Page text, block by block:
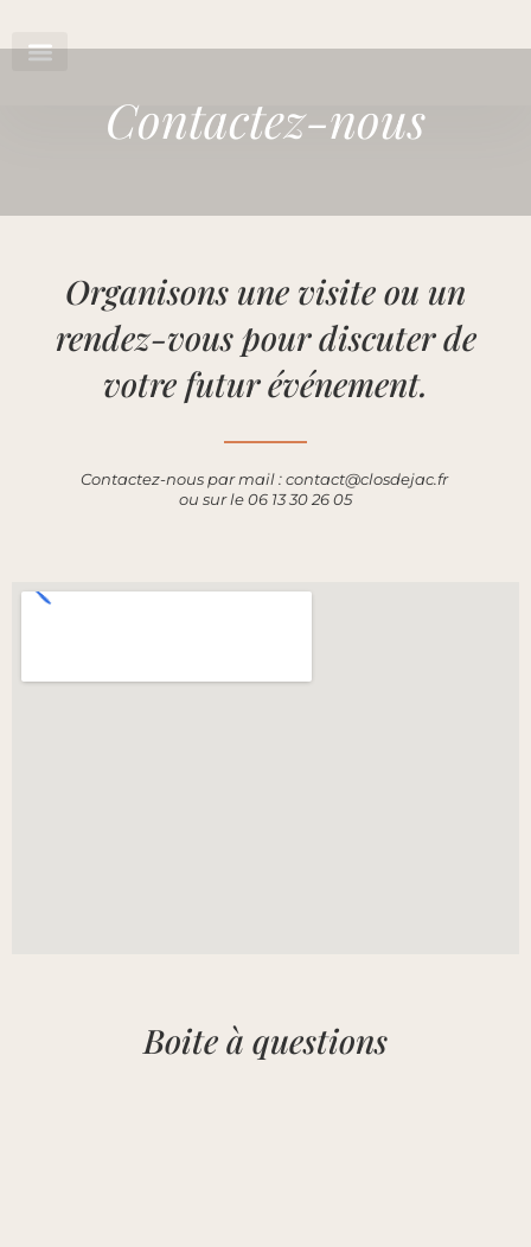
Contactez-nous
Organisons une visite ou un
rendez-vous pour discuter de
votre futur événement.
Contactez-nous par mail :contact@closdejac.fr
ou sur le 06 13 30 26 05
Boite à questions